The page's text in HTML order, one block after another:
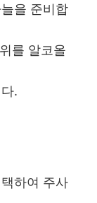
을 준비합
를 알코올
.​
하여 주사